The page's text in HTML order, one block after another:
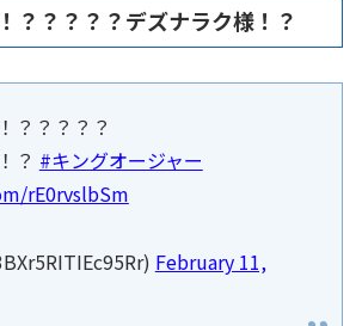
？？？？？デズナラク様！？
？？？？？
？ #キングオージャー
rE0rvslbSm
February 11,